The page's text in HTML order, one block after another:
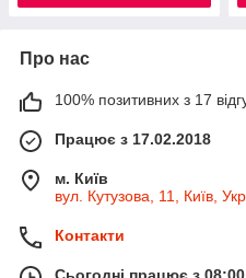
Про нас
100% позитивних з 17
Працює з 17.02.2018
м. Київ
вул. Кутузова, 11, Київ,
Контакти